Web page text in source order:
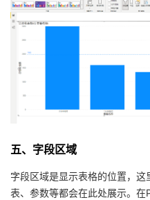
五、 字段区域
字段区域是显示表格的位置，
表、参数等都会在此处展示。